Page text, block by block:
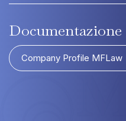
Documentazione
Company Profile MFLaw